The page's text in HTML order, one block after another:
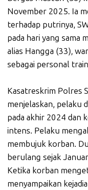
November 2025. Ia
terhadap putrinya,
pada hari yang sama
alias Hangga (33),
sebagai personal
Kasatreskrim Polres
menjelaskan, pelaku
pada akhir 2024 dan
intens. Pelaku
membujuk korban.
berulang sejak
Ketika korban
menyampaikan